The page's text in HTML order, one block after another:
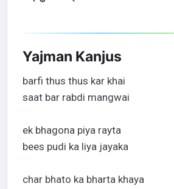
Yajman Kanjus
barfi thus thus kar khai
saat bar rabdi mangwai
ek bhagona piya rayta
bees pudi ka liya jayaka
char bhato ka bharta khaya